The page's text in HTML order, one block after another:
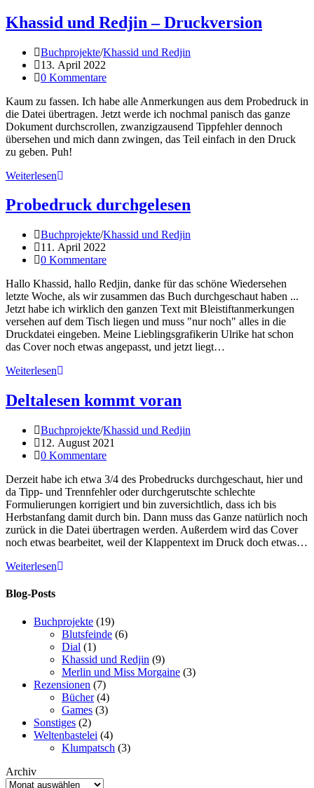
Khassid und Redjin – Druckversion
Beitrags-
Kategorie:
Buchprojekte/Khassid und Redjin
Beitrag
veröffentlicht:
13. April 2022
Beitrags-
0 Kommentare
Kaum zu fassen. Ich habe alle Anmerkungen aus dem Probedruck in
die Datei übertragen. Jetzt werde ich nochmal panisch das ganze
Dokument durchscrollen, zwanzigzausend Tippfehler dennoch
übersehen und mich dann zwingen, das Teil einfach in den Druck
zu geben. Puh!
WeiterlesenKhassid
Redjin
–
Probedruck durchgelesen
Beitrags-
Kategorie:
Buchprojekte/Khassid und Redjin
Beitrag
veröffentlicht:
11. April 2022
Beitrags-
0 Kommentare
Hallo Khassid, hallo Redjin, danke für das schöne Wiedersehen
letzte Woche, als wir zusammen das Buch durchgeschaut haben ...
Jetzt habe ich wirklich den ganzen Text mit Bleistiftanmerkungen
versehen auf dem Tisch liegen und muss "nur noch" alles in die
Druckdatei eingeben. Meine Lieblingsgrafikerin Ulrike hat schon
das Cover noch etwas angepasst, und jetzt liegt…
WeiterlesenProbedruck
Deltalesen kommt voran
Beitrags-
Kategorie:
Buchprojekte/Khassid und Redjin
Beitrag
veröffentlicht:
12. August 2021
Beitrags-
0 Kommentare
Derzeit habe ich etwa 3/4 des Probedrucks durchgeschaut, hier und
da Tipp- und Trennfehler oder durchgerutschte schlechte
Formulierungen korrigiert und bin zuversichtlich, dass ich bis
Herbstanfang damit durch bin. Dann muss das Ganze natürlich noch
zurück in die Datei übertragen werden. Außerdem wird das Cover
noch etwas bearbeitet, weil der Klappentext im Druck doch etwas…
WeiterlesenDeltalesen
Blog-Posts
Buchprojekte (19)
Blutsfeinde (6)
Dial (1)
Khassid und Redjin (9)
Merlin und Miss Morgaine (3)
Rezensionen (7)
Bücher (4)
Games (3)
Sonstiges (2)
Weltenbastelei (4)
Klumpatsch (3)
Archiv